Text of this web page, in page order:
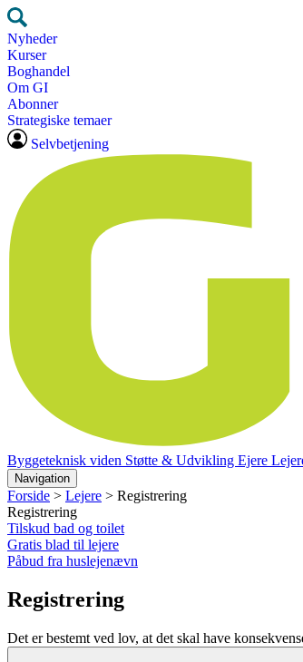
Nyheder
Kurser
Boghandel
Om GI
Abonner
Strategiske temaer
Selvbetjening
Byggeteknisk viden Støtte & Udvikling Ejere
Navigation
Forside > Lejere > Registrering
Registrering
Tilskud bad og toilet
Gratis blad til lejere
Påbud fra huslejenævn
Registrering
Det er bestemt ved lov, at det skal have